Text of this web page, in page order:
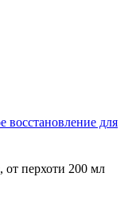
восстановление для